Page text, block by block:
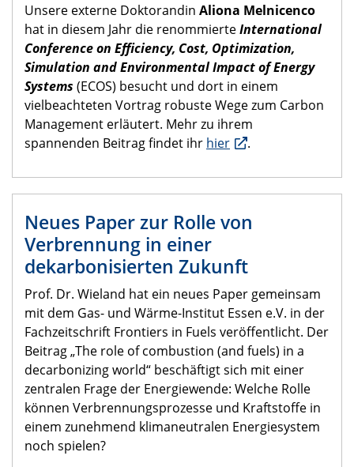
Unsere externe Doktorandin Aliona Melnicenco
hat in diesem Jahr die renommierteInternational
Conference on Efficiency, Cost, Optimization,
Simulation and Environmental Impact of Energy
Systems (ECOS) besucht und dort in einem
vielbeachteten Vortrag robuste Wege zum Carbon
Management erläutert. Mehr zu ihrem
spannenden Beitrag findet ihr hier .
Neues Paper zur Rolle von
Verbrennung in einer
dekarbonisierten Zukunft
Prof. Dr. Wieland hat ein neues Paper gemeinsam
mit dem Gas- und Wärme-Institut Essen e.V. in der
Fachzeitschrift Frontiers in Fuels veröffentlicht. Der
Beitrag „The role of combustion (and fuels) in a
decarbonizing world“ beschäftigt sich mit einer
zentralen Frage der Energiewende: Welche Rolle
können Verbrennungsprozesse und Kraftstoffe in
einem zunehmend klimaneutralen Energiesystem
noch spielen?